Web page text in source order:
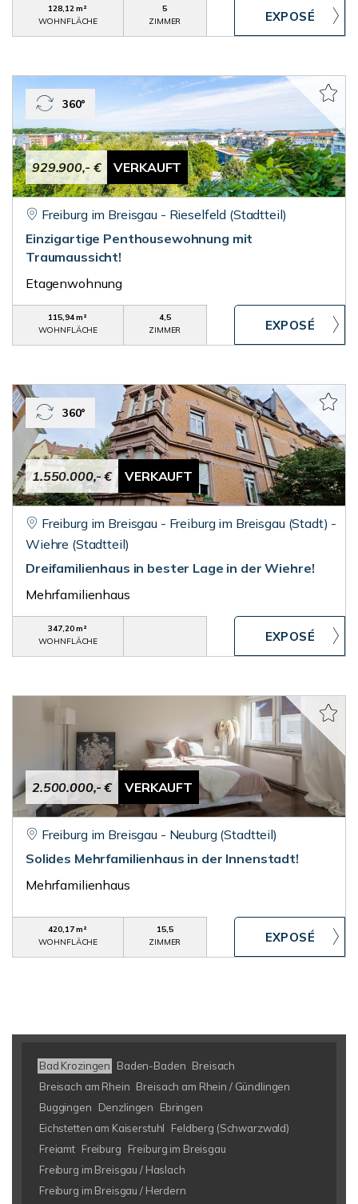
128,12 m²
WOHNFLÄCHE
5
ZIMMER
929.900,- € VERKAUFT
360°
Freiburg im Breisgau - Rieselfeld (Stadtteil)
Einzigartige Penthousewohnung mit
Traumaussicht!
Etagenwohnung
115,94 m²
WOHNFLÄCHE
4,5
ZIMMER
1.550.000,- € VERKAUFT
360°
Freiburg im Breisgau - Freiburg im Breisgau (Stadt) -
Wiehre (Stadtteil)
Dreifamilienhaus in bester Lage in der Wiehre!
Mehrfamilienhaus
347,20 m²
WOHNFLÄCHE
2.500.000,- € VERKAUFT
Freiburg im Breisgau - Neuburg (Stadtteil)
Solides Mehrfamilienhaus in der Innenstadt!
Mehrfamilienhaus
420,17 m²
WOHNFLÄCHE
15,5
ZIMMER
Bad Krozingen Baden-Baden Breisach
Breisach am Rhein Breisach am Rhein / Gündlingen
Buggingen
Denzlingen
Ebringen
Eichstetten am Kaiserstuhl
Feldberg (Schwarzwald)
Freiamt Freiburg
Freiburg im Breisgau
Freiburg im Breisgau / Haslach
Freiburg im Breisgau / Herdern